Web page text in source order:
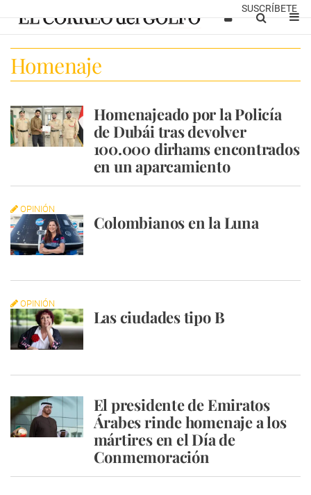
SUSCRÍBETE
Homenaje
Homenajeado por la Policía
de Dubái tras devolver
100.000 dirhams encontrados
en un aparcamiento
OPINIÓN
Colombianos en la Luna
OPINIÓN
Las ciudades tipo B
El presidente de Emiratos
Árabes rinde homenaje a los
mártires en el Día de
Conmemoración